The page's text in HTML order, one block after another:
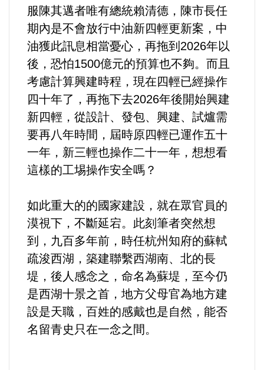
服陳其邁者唯有總統賴清德，陳市長任
期內是不會放行中油新四輕更新案，中
油獲此訊息相當憂心，再拖到2026年以
後，恐怕1500億元的預算也不夠。而且
考慮計算興建時程，現在四輕已經操作
四十年了，再拖下去2026年後開始興建
新四輕，從設計、發包、興建、試爐需
要再八年時間，屆時原四輕已運作五十
一年，新三輕也操作二十一年，想想看
這樣的工埸操作安全嗎？
如此重大的的國家建設，就在眾官員的
漠視下，不斷延宕。此刻筆者突然想
到，九百多年前，時任杭州知府的蘇軾
疏浚西湖，築建聯繫西湖南、北的長
堤，後人感念之，命名為蘇堤，至今仍
是西湖十景之首，地方父母官為地方建
設是天職，百姓的感戴也是自然，能否
名留青史只在一念之間。